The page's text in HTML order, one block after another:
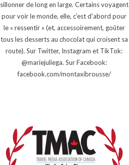
sillonner de long en large. Certains voyagent
pour voir le monde, elle, c’est d’abord pour
le « ressentir » (et, accessoirement, goûter
tous les desserts au chocolat qui croisent sa
route). Sur Twitter, Instagram et TikTok:
@mariejuliega. Sur Facebook:
facebook.com/montaxibrousse/